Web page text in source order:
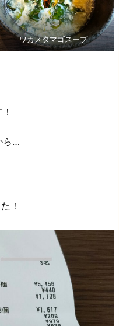
ワカメタマゴスープ
ら…
！